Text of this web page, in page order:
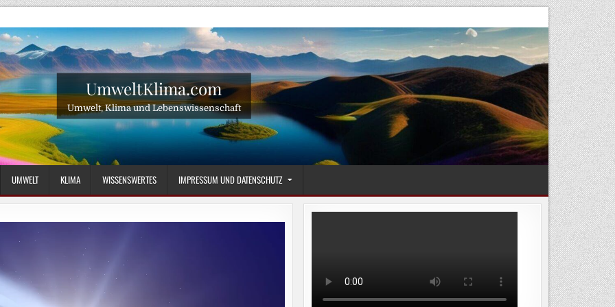
UmweltKlima.com
Umwelt, Klima und Lebenswissenschaft
UMWELT KLIMA WISSENSWERTES IMPRESSUM UND DATENSCHUTZ